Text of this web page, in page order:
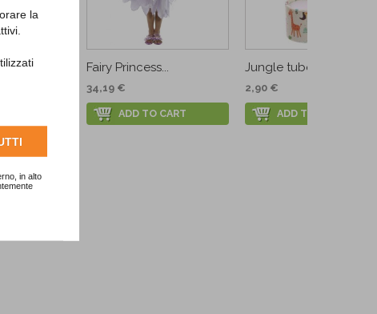
la
in alto
Fairy Princess...
34,19 €
ADD TO CART
Jungle tube with...
2,90 €
ADD TO CART